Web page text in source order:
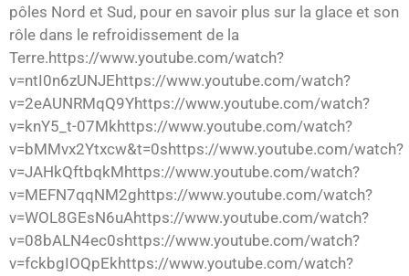
pôles Nord et Sud, pour en savoir plus sur la glace et son
rôle dans le refroidissement de la
Terre.https://www.youtube.com/watch?
v=ntI0n6zUNJEhttps://www.youtube.com/watch?
v=2eAUNRMqQ9Yhttps://www.youtube.com/watch?
v=knY5_t-07Mkhttps://www.youtube.com/watch?
v=bMMvx2Ytxcw&t=0shttps://www.youtube.com/watch?
v=JAHkQftbqkMhttps://www.youtube.com/watch?
v=MEFN7qqNM2ghttps://www.youtube.com/watch?
v=WOL8GEsN6uAhttps://www.youtube.com/watch?
v=08bALN4ec0shttps://www.youtube.com/watch?
v=fckbgIOQpEkhttps://www.youtube.com/watch?